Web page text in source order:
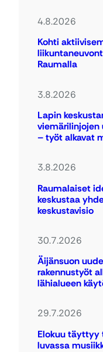
4.8.2026
Kohti
Raumalla
3.8.2026
Lapin
– työt alkavat
3.8.2026
Raumalaiset
keskustaa
keskustavisio
30.7.2026
Äijänsuon
rakennustyöt
lähialueen
29.7.2026
Elokuu täyttyy
luvassa